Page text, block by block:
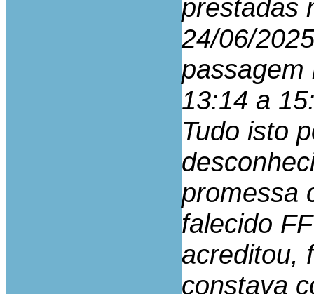
prestadas
24/06/
passagem
13:14 a
Tudo isto
promessa
falecido
acreditou,
constava